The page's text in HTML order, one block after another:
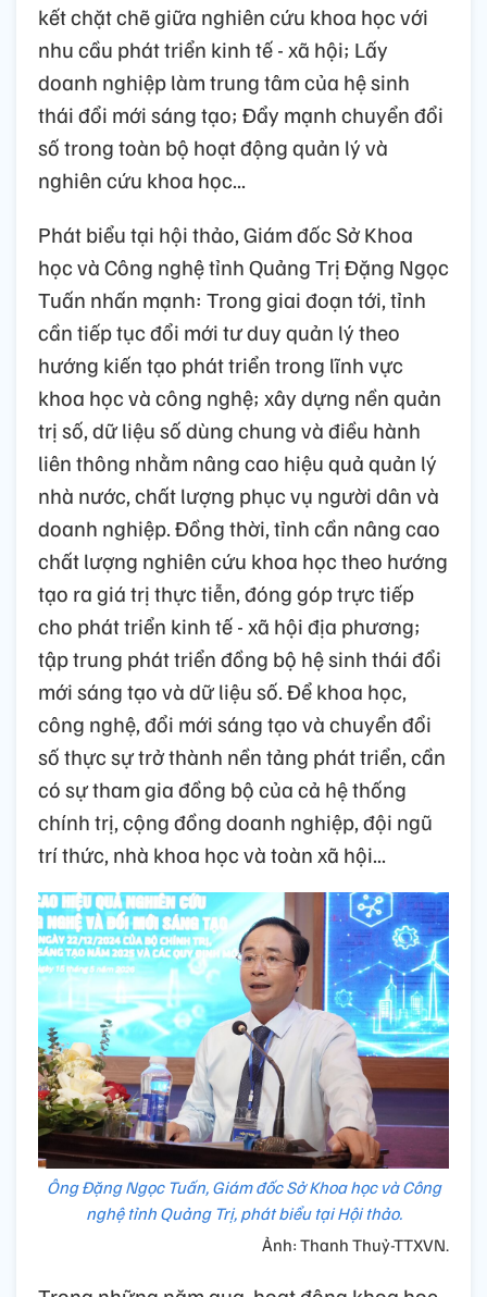
kết chặt chẽ giữa nghiên cứu khoa học với
nhu cầu phát triển kinh tế - xã hội; Lấy
doanh nghiệp làm trung tâm của hệ sinh
thái đổi mới sáng tạo; Đẩy mạnh chuyển đổi
số trong toàn bộ hoạt động quản lý và
nghiên cứu khoa học...
Phát biểu tại hội thảo, Giám đốc Sở Khoa
học và Công nghệ tỉnh Quảng Trị Đặng Ngọc
Tuấn nhấn mạnh: Trong giai đoạn tới, tỉnh
cần tiếp tục đổi mới tư duy quản lý theo
hướng kiến tạo phát triển trong lĩnh vực
khoa học và công nghệ; xây dựng nền quản
trị số, dữ liệu số dùng chung và điều hành
liên thông nhằm nâng cao hiệu quả quản lý
nhà nước, chất lượng phục vụ người dân và
doanh nghiệp. Đồng thời, tỉnh cần nâng cao
chất lượng nghiên cứu khoa học theo hướng
tạo ra giá trị thực tiễn, đóng góp trực tiếp
cho phát triển kinh tế - xã hội địa phương;
tập trung phát triển đồng bộ hệ sinh thái đổi
mới sáng tạo và dữ liệu số. Để khoa học,
công nghệ, đổi mới sáng tạo và chuyển đổi
số thực sự trở thành nền tảng phát triển, cần
có sự tham gia đồng bộ của cả hệ thống
chính trị, cộng đồng doanh nghiệp, đội ngũ
trí thức, nhà khoa học và toàn xã hội...
Ông Đặng Ngọc Tuấn, Giám đốc Sở Khoa học và Công
nghệ tỉnh Quảng Trị, phát biểu tại Hội thảo.
Ảnh: Thanh Thuỷ-TTXVN.